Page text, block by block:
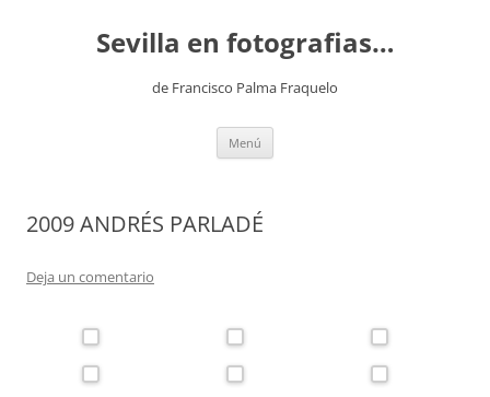
contenidoSevilla en fotografias…
de Francisco Palma Fraquelo
Menú
2009 ANDRÉS PARLADÉ
Deja un comentario